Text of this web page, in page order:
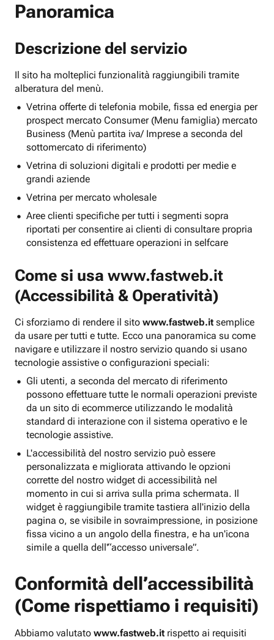
Panoramica
Descrizione del servizio
Il sito ha molteplici funzionalità raggiungibili tramite
alberatura del menù.
Vetrina offerte di telefonia mobile, fissa ed energia per
prospect mercato Consumer (Menu famiglia) mercato
Business (Menù partita iva/ Imprese a seconda del
sottomercato di riferimento)
Vetrina di soluzioni digitali e prodotti per medie e
grandi aziende
Vetrina per mercato wholesale
Aree clienti specifiche per tutti i segmenti sopra
riportati per consentire ai clienti di consultare propria
consistenza ed effettuare operazioni in selfcare
Come si usa www.fastweb.it
(Accessibilità & Operatività)
Ci sforziamo di rendere il sito www.fastweb.it semplice
da usare per tutti e tutte. Ecco una panoramica su come
navigare e utilizzare il nostro servizio quando si usano
tecnologie assistive o configurazioni speciali:
Gli utenti, a seconda del mercato di riferimento
possono effettuare tutte le normali operazioni previste
da un sito di ecommerce utilizzando le modalità
standard di interazione con il sistema operativo e le
tecnologie assistive.
L'accessibilità del nostro servizio può essere
personalizzata e migliorata attivando le opzioni
corrette del nostro widget di accessibilità nel
momento in cui si arriva sulla prima schermata. Il
widget è raggiungibile tramite tastiera all'inizio della
pagina o, se visibile in sovraimpressione, in posizione
fissa vicino a un angolo della finestra, e ha un'icona
simile a quella dell'“accesso universale”.
Conformità dell’accessibilità
(Come rispettiamo i requisiti)
Abbiamo valutato www.fastweb.it rispetto ai requisiti